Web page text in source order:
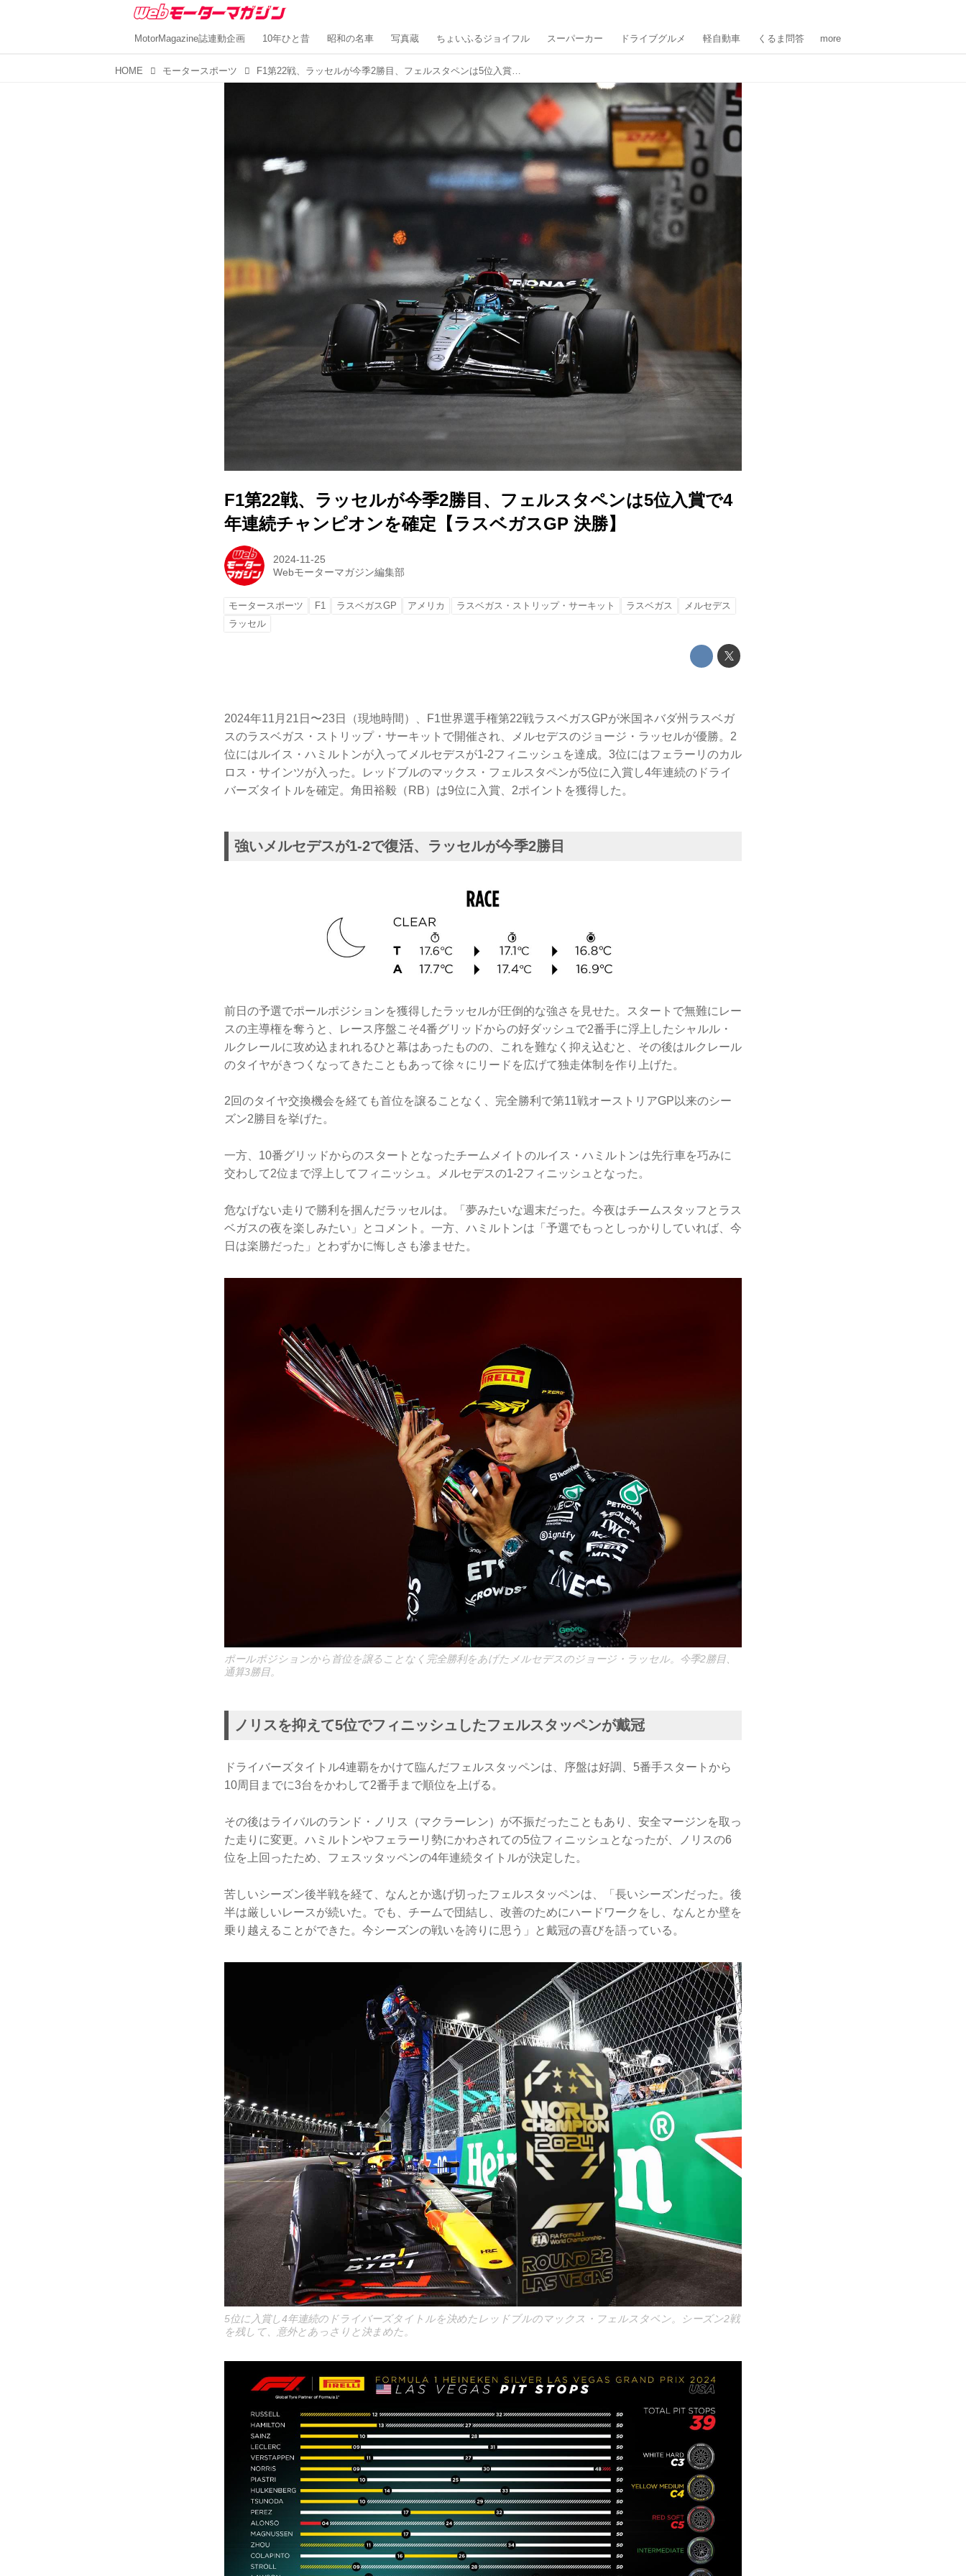
MotorMagazine誌連動企画 10年ひと昔 昭和の名車 写真蔵 ちょいふるジョイフル スーパーカー ドライブグルメ 軽自動車 くるま問答 more
HOME モータースポーツ F1第22戦、ラッセルが今季2勝目、フェルスタペンは5位入賞で4年連続チャンピオンを確定【ラスベガスGP 決勝】
F1第22戦、ラッセルが今季2勝目、フェルスタペンは5位入賞で4
年連続チャンピオンを確定【ラスベガスGP 決勝】
2024-11-25
Webモーターマガジン編集部
モータースポーツ F1 ラスベガスGP アメリカ ラスベガス・ストリップ・サーキット ラスベガス
メルセデス
ラッセル
2024年11月21日〜23日（現地時間）、F1世界選手権第22戦ラスベガスGPが米国ネバダ州ラスベガ
スのラスベガス・ストリップ・サーキットで開催され、メルセデスのジョージ・ラッセルが優勝。2
位にはルイス・ハミルトンが入ってメルセデスが1-2フィニッシュを達成。3位にはフェラーリのカル
ロス・サインツが入った。レッドブルのマックス・フェルスタペンが5位に入賞し4年連続のドライ
バーズタイトルを確定。角田裕毅（RB）は9位に入賞、2ポイントを獲得した。
強いメルセデスが1-2で復活、ラッセルが今季2勝目
前日の予選でポールポジションを獲得したラッセルが圧倒的な強さを見せた。スタートで無難にレー
スの主導権を奪うと、レース序盤こそ4番グリッドからの好ダッシュで2番手に浮上したシャルル・
ルクレールに攻め込まれれるひと幕はあったものの、これを難なく抑え込むと、その後はルクレール
のタイヤがきつくなってきたこともあって徐々にリードを広げて独走体制を作り上げた。
2回のタイヤ交換機会を経ても首位を譲ることなく、完全勝利で第11戦オーストリアGP以来のシー
ズン2勝目を挙げた。
一方、10番グリッドからのスタートとなったチームメイトのルイス・ハミルトンは先行車を巧みに
交わして2位まで浮上してフィニッシュ。メルセデスの1-2フィニッシュとなった。
危なげない走りで勝利を掴んだラッセルは。「夢みたいな週末だった。今夜はチームスタッフとラス
ベガスの夜を楽しみたい」とコメント。一方、ハミルトンは「予選でもっとしっかりしていれば、今
日は楽勝だった」とわずかに悔しさも滲ませた。
ポールポジションから首位を譲ることなく完全勝利をあげたメルセデスのジョージ・ラッセル。今季2勝目、
通算3勝目。
ノリスを抑えて5位でフィニッシュしたフェルスタッペンが戴冠
ドライバーズタイトル4連覇をかけて臨んだフェルスタッペンは、序盤は好調、5番手スタートから
10周目までに3台をかわして2番手まで順位を上げる。
その後はライバルのランド・ノリス（マクラーレン）が不振だったこともあり、安全マージンを取っ
た走りに変更。ハミルトンやフェラーリ勢にかわされての5位フィニッシュとなったが、ノリスの6
位を上回ったため、フェスッタッペンの4年連続タイトルが決定した。
苦しいシーズン後半戦を経て、なんとか逃げ切ったフェルスタッペンは、「長いシーズンだった。後
半は厳しいレースが続いた。でも、チームで団結し、改善のためにハードワークをし、なんとか壁を
乗り越えることができた。今シーズンの戦いを誇りに思う」と戴冠の喜びを語っている。
5位に入賞し4年連続のドライバーズタイトルを決めたレッドブルのマックス・フェルスタペン。シーズン2戦
を残して、意外とあっさりと決まめた。